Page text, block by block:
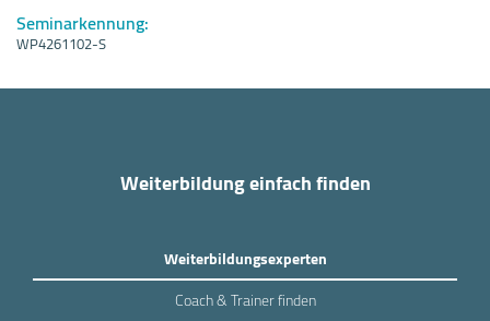
Seminarkennung:
WP4261102-S
Weiterbildung einfach finden
Weiterbildungsexperten
Coach & Trainer finden